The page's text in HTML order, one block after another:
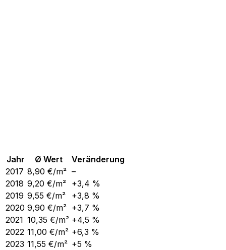
Jahr Ø Wert
Veränderung
2017 8,90 €/m² –
2018 9,20 €/m² +3,4 %
2019 9,55 €/m²
+3,8 %
2020 9,90 €/m² +3,7 %
2021 10,35 €/m² +4,5 %
2022 11,00 €/m² +6,3 %
2023 11,55 €/m² +5 %